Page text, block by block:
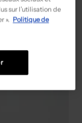
: -50%
EXPRESS
sur l’utilisation de
». Politique de